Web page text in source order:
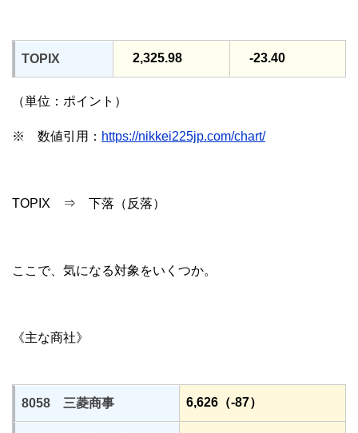
TOPIX 2,325.98 -23.40
（単位：ポイント）
※ 数値引用： https://nikkei225jp.com/chart/
TOPIX ⇒ 下落（反落）
ここで、気になる対象をいくつか。
《主な商社》
8058 三菱商事 6,626（-87）